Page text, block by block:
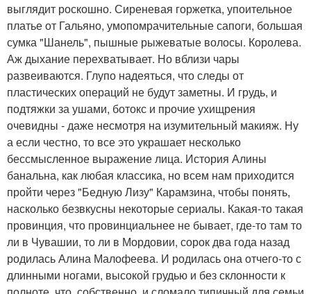
выглядит роскошно. Сиреневая горжетка, упоительное
платье от Гальяно, умопомрачительные сапоги, большая
сумка "Шанель", пышные рыжеватые волосы. Королева.
Аж дыхание перехватывает. Но вблизи чары
развеиваются. Глупо надеяться, что следы от
пластических операций не будут заметны. И грудь, и
подтяжки за ушами, ботокс и прочие ухищрения
очевидны - даже несмотря на изумительный макияж. Ну
а если честно, то все это украшает несколько
бессмысленное выражение лица. История Алины
банальна, как любая классика, но всем нам приходится
пройти через "Бедную Лизу" Карамзина, чтобы понять,
насколько безвкусны некоторые сериалы. Какая-то такая
провинция, что провинциальнее не бывает, где-то там то
ли в Чувашии, то ли в Мордовии, сорок два года назад
родилась Алина Малофеева. И родилась она отчего-то с
длинными ногами, высокой грудью и без склонности к